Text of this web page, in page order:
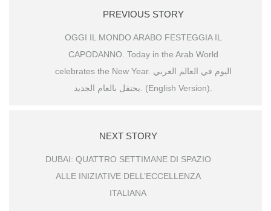
PREVIOUS STORY
OGGI IL MONDO ARABO FESTEGGIA IL
CAPODANNO. Today in the Arab World
celebrates the New Year. اليوم في العالم العربي
يحتفل بالعام الجديد. (English Version).
NEXT STORY
DUBAI: QUATTRO SETTIMANE DI SPAZIO
ALLE INIZIATIVE DELL’ECCELLENZA
ITALIANA